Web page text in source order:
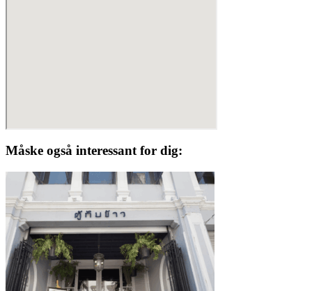
Måske også interessant for dig: